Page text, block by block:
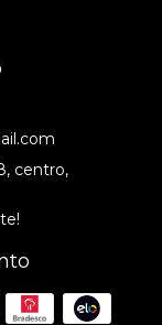
centro,